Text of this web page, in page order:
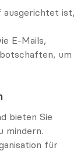
ausgerichtet ist,
E-Mails,
um
bieten Sie
mindern.
für